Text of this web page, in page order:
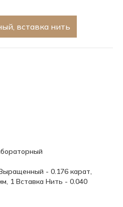
вставка нить
- 0.176 карат,
1 Вставка Нить - 0.040